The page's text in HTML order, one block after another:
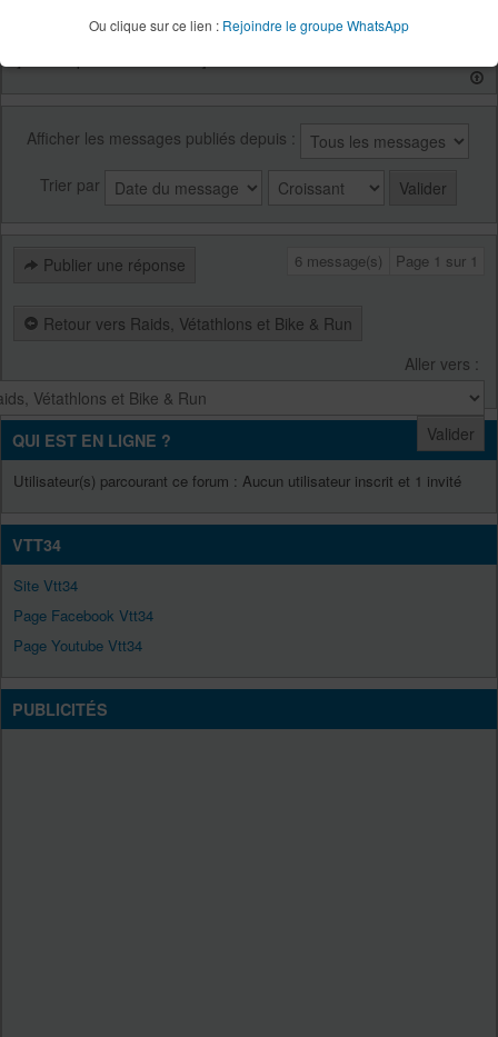
Ou clique sur ce lien : Rejoindre le groupe WhatsApp
Afficher les messages publiés depuis :
Trier par
Publier une réponse 6 message(s) Page 1 sur 1
Retour vers Raids, Vétathlons et Bike & Run
Aller vers :
QUI EST EN LIGNE ?
Utilisateur(s) parcourant ce forum : Aucun utilisateur inscrit et 1 invité
VTT34
Site Vtt34
Page Facebook Vtt34
Page Youtube Vtt34
PUBLICITÉS